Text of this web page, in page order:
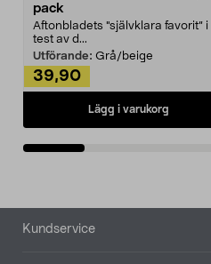
pack
Aftonbladets "självklara favorit” i
test av d...
Utförande: Grå/beige
39,90
Lägg i varukorg
Sidfot
Kundservice